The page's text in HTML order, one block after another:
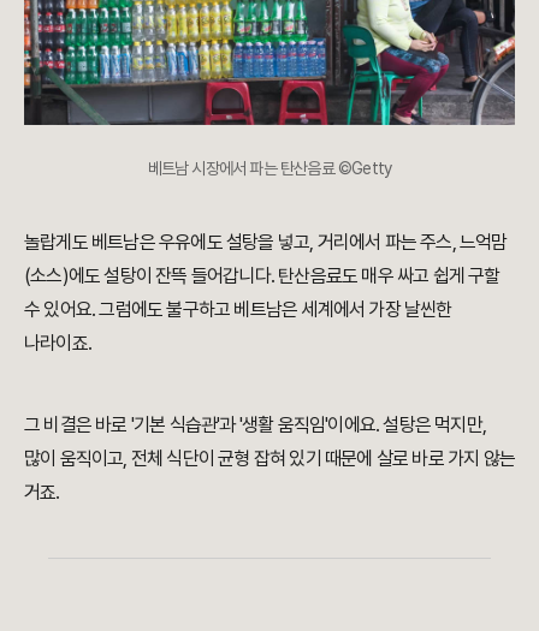
베트남 시장에서 파는 탄산음료 ©Getty
놀랍게도 베트남은 우유에도 설탕을 넣고, 거리에서 파는 주스, 느억맘
(소스)에도 설탕이 잔뜩 들어갑니다. 탄산음료도 매우 싸고 쉽게 구할
수 있어요. 그럼에도 불구하고 베트남은 세계에서 가장 날씬한
나라이죠.
그 비결은 바로 '기본 식습관'과 '생활 움직임'이에요. 설탕은 먹지만,
많이 움직이고, 전체 식단이 균형 잡혀 있기 때문에 살로 바로 가지 않는
거죠.